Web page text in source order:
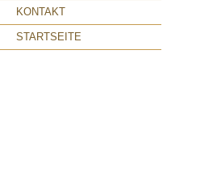
KONTAKT
STARTSEITE